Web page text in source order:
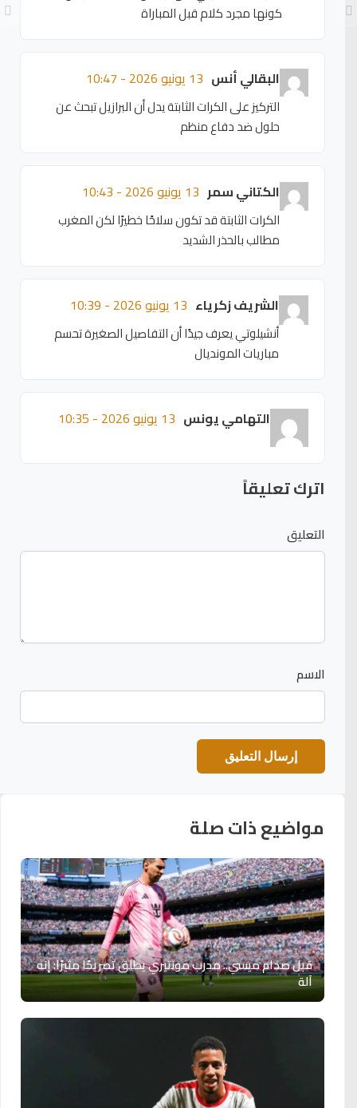
كونها مجرد كلام قبل المباراة
البقالي أنس 13 يونيو 2026 - 10:47
التركيز على الكرات الثابتة يدل أن البرازيل تبحث عن
حلول ضد دفاع منظم
الكتاني سمر 13 يونيو 2026 - 10:43
الكرات الثابتة قد تكون سلاحًا خطيرًا لكن المغرب
مطالب بالحذر الشديد
الشريف زكرياء 13 يونيو 2026 - 10:39
أنشيلوتي يعرف جيدًا أن التفاصيل الصغيرة تحسم
مباريات المونديال
التهامي يونس 13 يونيو 2026 - 10:35
اترك تعليقاً
التعليق
الاسم
مواضيع ذات صلة
قبل صدام ميسي.. مدرب مونتيري يطلق تصريحًا مثيرًا: إنه
آلة